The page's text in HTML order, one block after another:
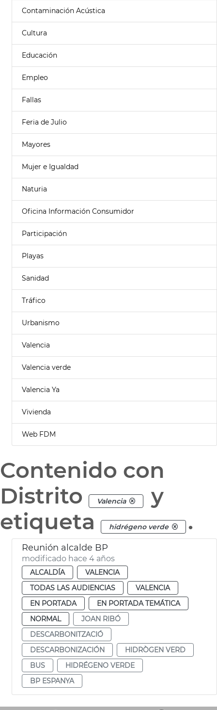
Contaminación Acústica
Cultura
Educación
Empleo
Fallas
Feria de Julio
Mayores
Mujer e Igualdad
Naturia
Oficina Información Consumidor
Participación
Playas
Sanidad
Tráfico
Urbanismo
Valencia
Valencia verde
Valencia Ya
Vivienda
Web FDM
Contenido con
Distrito
Valencia
y
etiqueta
hidrégeno verde .
Reunión alcalde BP
modificado hace 4 años
ALCALDÍA
VALENCIA
TODAS LAS AUDIENCIAS
VALENCIA
EN PORTADA
EN PORTADA TEMÁTICA
NORMAL
JOAN RIBÓ
DESCARBONITZACIÓ
DESCARBONIZACIÓN
HIDRÒGEN VERD
BUS
HIDRÉGENO VERDE
BP ESPANYA